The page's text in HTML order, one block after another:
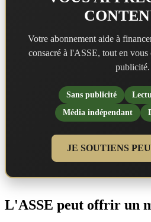
Votre abonnement aide à
consacré à l'ASSE, tout en
publicité.
Sans publicité
Média indépendant
JE SOUTIENS
L'ASSE peut offrir un